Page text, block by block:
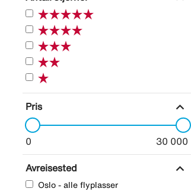
Pris expand_more
0 30 000
Avreisested expand_more
Oslo - alle flyplasser